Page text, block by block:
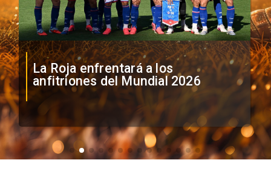
La Roja enfrentará a los
anfitriones del Mundial 2026